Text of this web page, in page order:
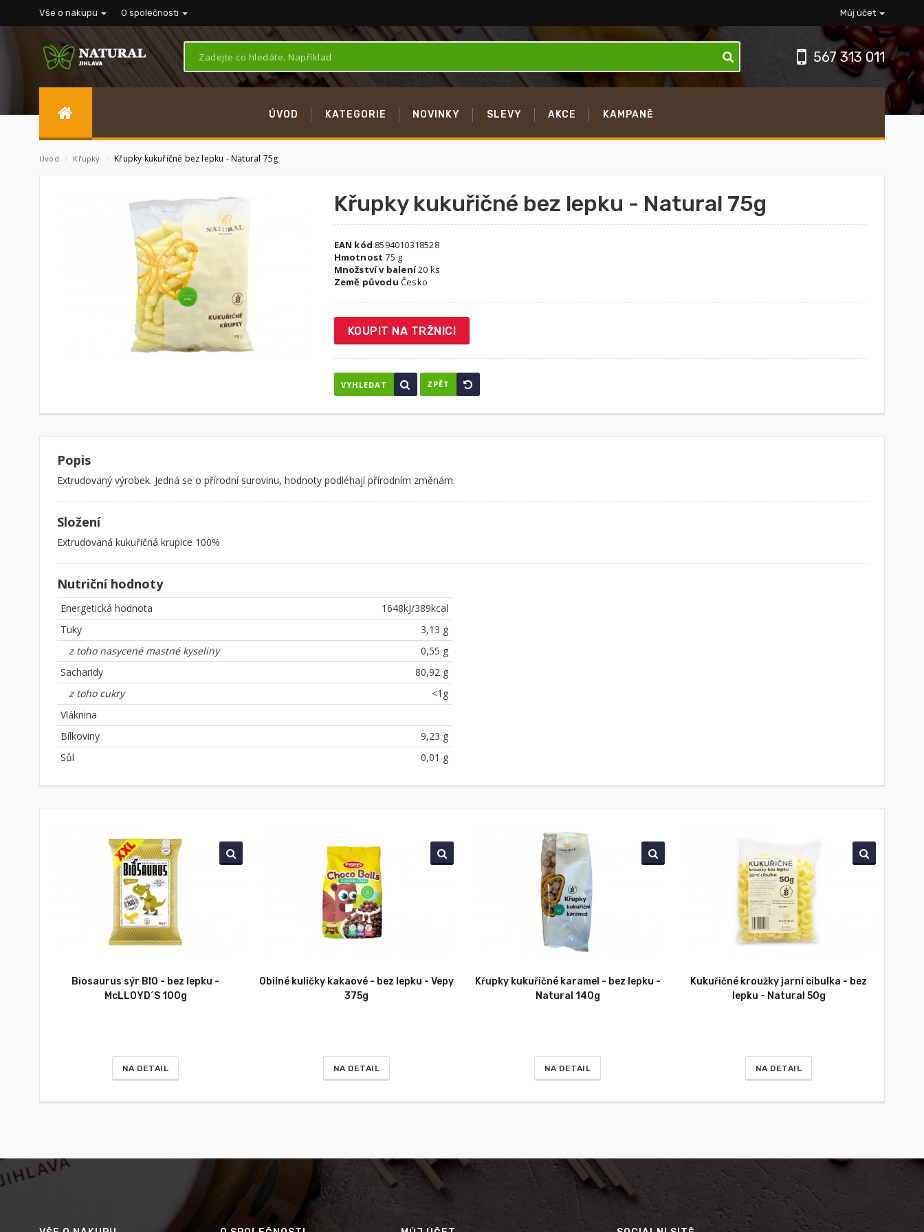
Vše o nákupu O společnosti Můj účet
567 313 011
ÚVOD KATEGORIE NOVINKY SLEVY AKCE KAMPANĚ
Úvod / Křupky / Křupky kukuřičné bez lepku - Natural 75g
Křupky kukuřičné bez lepku - Natural 75g
EAN kód 8594010318528
Hmotnost 75 g
Množství v balení20 ks
Země původu Česko
KOUPIT NA TRŽNICI
VYHLEDAT ZPĚT
Popis
Extrudovaný výrobek. Jedná se o přírodní surovinu, hodnoty podléhají přírodním změnám.
Složení
Extrudovaná kukuřičná krupice 100%
Nutriční hodnoty
Energetická hodnota
1648kJ/389kcal
Tuky
3,13 g
z toho nasycené mastné kyseliny
0,55 g
Sacharidy
80,92 g
z toho cukry
<1g
Vláknina
Bílkoviny
9,23 g
Sůl
0,01 g
Biosaurus sýr BIO - bez lepku -
McLLOYD´S 100g
NA DETAIL
Obilné kuličky kakaové - bez lepku - Vepy
375g
NA DETAIL
Křupky kukuřičné karamel - bez lepku -
Natural 140g
NA DETAIL
Kukuřičné kroužky jarní cibulka - bez
lepku - Natural 50g
NA DETAIL